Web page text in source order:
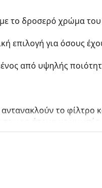
το δροσερό χρώμα
επιλογή για όσους
από υψηλής
το φίλτρο
για άτομα με μυωπία.
χρωματισμένοι από
σκούρα απόχρωση
επιτρέπει